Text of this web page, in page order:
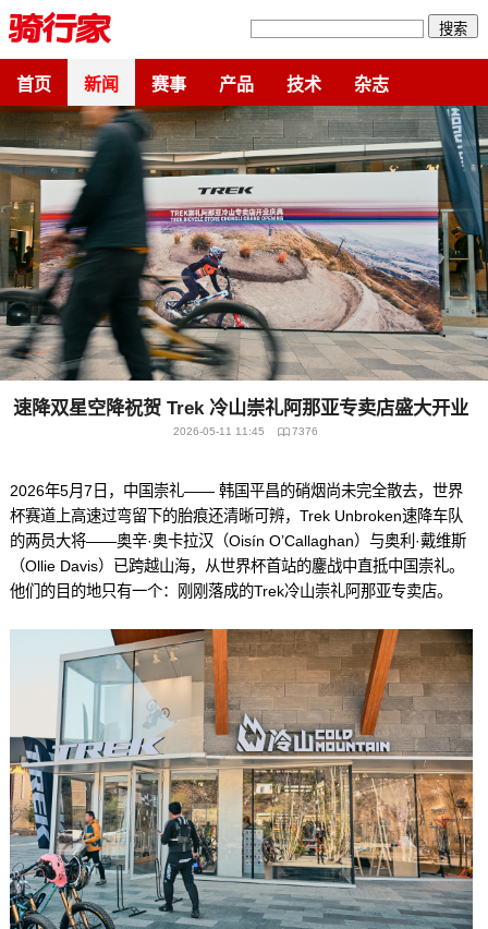
搜索
首页 新闻 赛事 产品 技术 杂志
速降双星空降祝贺 Trek 冷山崇礼阿那亚专卖店盛大开业
2026-05-11 11:45 7376
2026年5月7日，中国崇礼—— 韩国平昌的硝烟尚未完全散去，世界
杯赛道上高速过弯留下的胎痕还清晰可辨，Trek Unbroken速降车队
的两员大将——奥辛·奥卡拉汉（Oisín O’Callaghan）与奥利·戴维斯
（Ollie Davis）已跨越山海，从世界杯首站的鏖战中直抵中国崇礼。
他们的目的地只有一个：刚刚落成的Trek冷山崇礼阿那亚专卖店。